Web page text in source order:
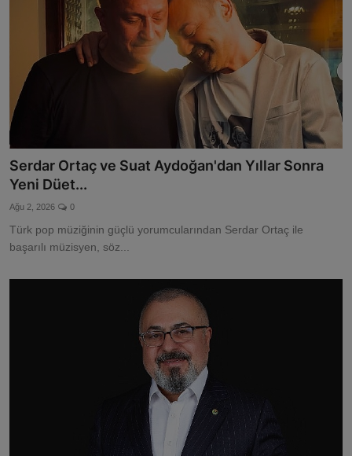
Serdar Ortaç ve Suat Aydoğan'dan Yıllar Sonra
Yeni Düet...
Ağu 2, 2026 0
Türk pop müziğinin güçlü yorumcularından Serdar Ortaç ile
başarılı müzisyen, söz...